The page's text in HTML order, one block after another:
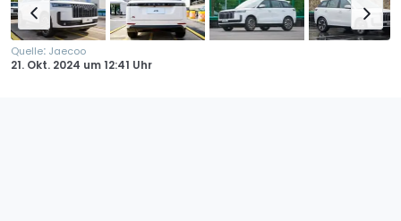
Quelle: Jaecoo
21. Okt. 2024 um12:41 Uhr